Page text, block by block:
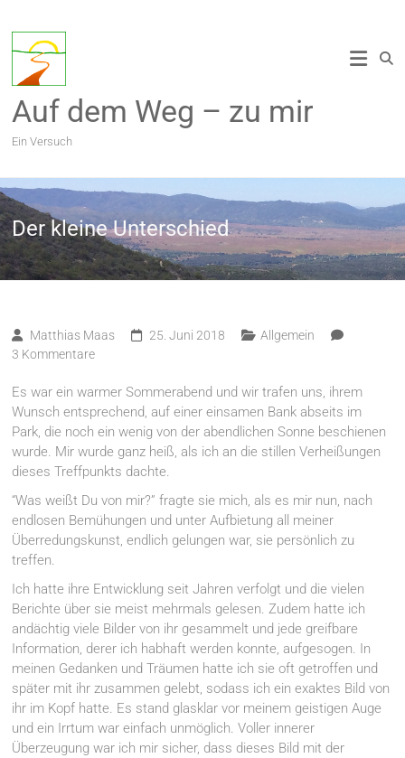
Inhalt
springen
Auf dem Weg – zu mir
Ein Versuch
Der kleine Unterschied
Matthias Maas 25. Juni 2018
Allgemein
3 Kommentare
Es war ein warmer Sommerabend und wir trafen uns, ihrem
Wunsch entsprechend, auf einer einsamen Bank abseits im
Park, die noch ein wenig von der abendlichen Sonne beschienen
wurde. Mir wurde ganz heiß, als ich an die stillen Verheißungen
dieses Treffpunkts dachte.
“Was weißt Du von mir?” fragte sie mich, als es mir nun, nach
endlosen Bemühungen und unter Aufbietung all meiner
Überredungskunst, endlich gelungen war, sie persönlich zu
treffen.
Ich hatte ihre Entwicklung seit Jahren verfolgt und die vielen
Berichte über sie meist mehrmals gelesen. Zudem hatte ich
andächtig viele Bilder von ihr gesammelt und jede greifbare
Information, derer ich habhaft werden konnte, aufgesogen. In
meinen Gedanken und Träumen hatte ich sie oft getroffen und
später mit ihr zusammen gelebt, sodass ich ein exaktes Bild von
ihr im Kopf hatte. Es stand glasklar vor meinem geistigen Auge
und ein Irrtum war einfach unmöglich. Voller innerer
Überzeugung war ich mir sicher, dass dieses Bild mit der